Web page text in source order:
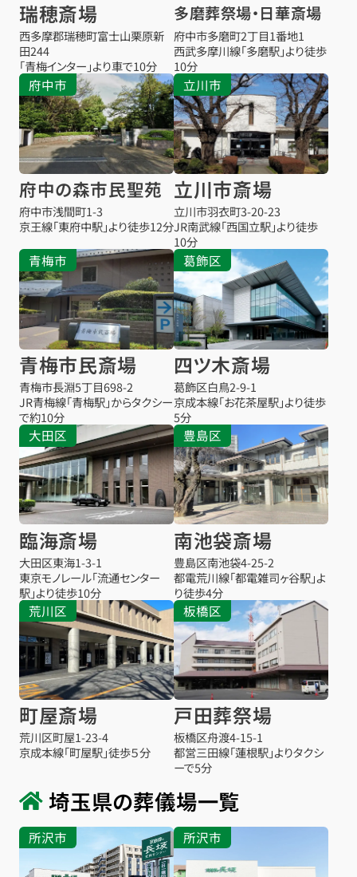
瑞穂斎場
西多摩郡瑞穂町富士山栗原新
田244
「青梅インター」より車で10分
多磨葬祭場・日華斎場
府中市多磨町2丁目1番地1
西武多摩川線「多磨駅」より徒歩
10分
府中市
府中の森市民聖苑
府中市浅間町1-3
京王線「東府中駅」より徒歩12分
立川市
立川市斎場
立川市羽衣町3-20-23
JR南武線「西国立駅」より徒歩
10分
青梅市
青梅市民斎場
青梅市長淵5丁目698-2
JR青梅線「青梅駅」からタクシー
で約10分
葛飾区
四ツ木斎場
葛飾区白鳥2-9-1
京成本線「お花茶屋駅」より徒歩
5分
大田区
臨海斎場
大田区東海1-3-1
東京モノレール「流通センター
駅」より徒歩10分
豊島区
南池袋斎場
豊島区南池袋4-25-2
都電荒川線「都電雑司ヶ谷駅」よ
り徒歩4分
荒川区
町屋斎場
荒川区町屋1-23-4
京成本線「町屋駅」徒歩５分
板橋区
戸田葬祭場
板橋区舟渡4-15-1
都営三田線「蓮根駅」よりタクシ
ーで5分
埼玉県の葬儀場一覧
所沢市 所沢市